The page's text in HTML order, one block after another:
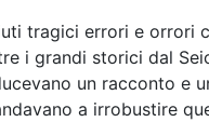
tragici errori e orrori
i grandi storici dal
un racconto e
a irrobustire